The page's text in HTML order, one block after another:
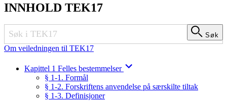
INNHOLD TEK17
Søk
Om veiledningen til TEK17
Kapittel 1 Felles bestemmelser
§ 1-1. Formål
§ 1-2. Forskriftens anvendelse på særskilte tiltak
§ 1-3. Definisjoner